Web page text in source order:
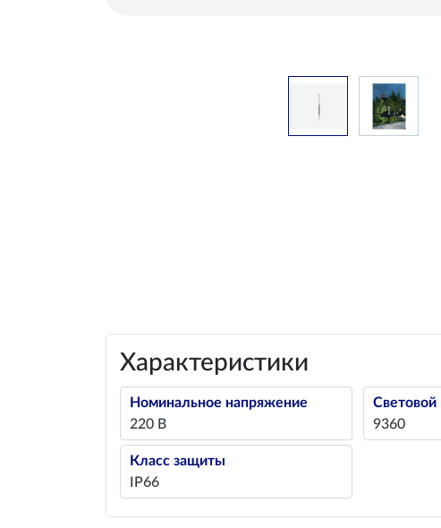
Характеристики
Номинальное напряжение
220 В
Световой
9360
Класс защиты
IP66